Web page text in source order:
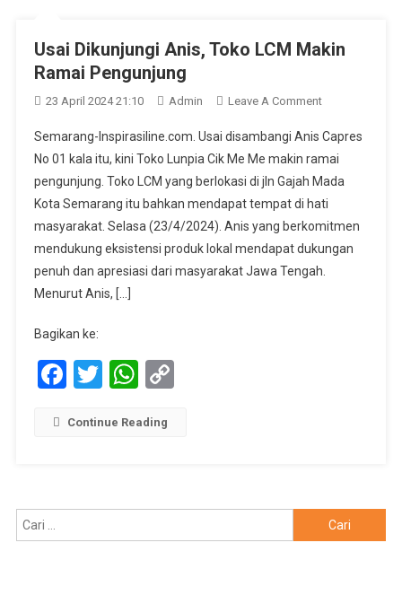
Usai Dikunjungi Anis, Toko LCM Makin
Ramai Pengunjung
23 April 2024 21:10 Admin Leave A CommentOn
Dikunjungi
Anis,
Toko
LCM
Makin
Ramai
Pengunjung
Semarang-Inspirasiline.com. Usai disambangi Anis Capres
No 01 kala itu, kini Toko Lunpia Cik Me Me makin ramai
pengunjung. Toko LCM yang berlokasi di jln Gajah Mada
Kota Semarang itu bahkan mendapat tempat di hati
masyarakat. Selasa (23/4/2024). Anis yang berkomitmen
mendukung eksistensi produk lokal mendapat dukungan
penuh dan apresiasi dari masyarakat Jawa Tengah.
Menurut Anis, […]
Bagikan ke:
Facebook
TwitterWhatsApp
Copy
Continue Reading
untuk: